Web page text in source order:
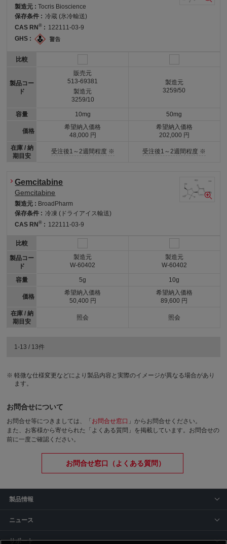
製造元 :Tocris Bioscience
保存条件 : 冷蔵 (氷冷輸送)
CAS RN® : 122111-03-9
GHS :
比較
製品コー
ド
容量
価格
在庫 / 納
期目安
販売元
513-69381
製造元
3259/10
10mg
希望納入価格
48,000 円
受注後1～2週間程度 ※
製造元
3259/50
50mg
希望納入価格
202,000 円
受注後1～2週間程度 ※
Gemcitabine
Gemcitabine
製造元 : BroadPharm
保存条件 : 冷凍 (ドライアイス輸送)
CAS RN® : 122111-03-9
比較
製品コー
ド
容量
価格
在庫 / 納
期目安
製造元
W-60402
5g
希望納入価格
50,400 円
照会
製造元
W-60402
10g
希望納入価格
89,600 円
照会
1-13 / 13件
軽微な仕様変更などにより製品内容と実際のイメージが異なる場合があり
ます。
お問合せについて
お問合せ等につきましては、「お問合せ窓口 」からお問合せください。
また、お客様から寄せられた「よくある質問」を掲載しています。お問合せの
前に一度ご確認ください。
お問合せ窓口（よくある質問）
製品情報
ニュース
サポート